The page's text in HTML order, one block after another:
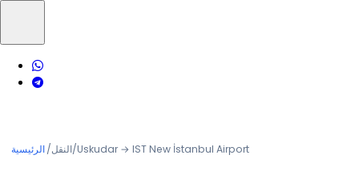
الرئيسية/النقل/Uskudar → IST New İstanbul Airport